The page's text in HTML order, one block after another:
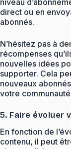
direct ou en
abonnés.
N’hésitez pas à
récompenses
nouvelles idées
supporter. Cela
nouveaux
votre
5. Faire évoluer
En fonction de
contenu, il peut